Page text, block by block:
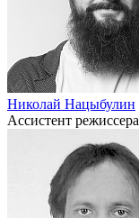
Николай Нацыбулин
Ассистент режиссера